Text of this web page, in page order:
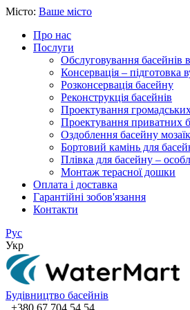
Місто: Ваше місто
Про нас
Послуги
Обслуговування басейнів
Консервація – підготовка
Розконсервація басейну
Реконструкція басейнів
Проектування
Проектування приватних
Оздоблення басейну
Бортовий камінь для
Плівка для басейну –
Монтаж терасної дошки
Оплата і доставка
Гарантійні зобов'язання
Контакти
Рус
Укр
Будівництво басейнів
+380 67 704 54 54